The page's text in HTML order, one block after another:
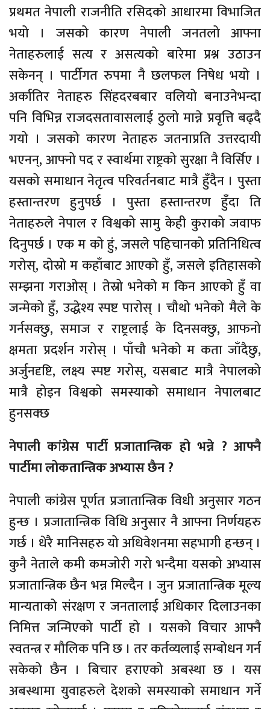
प्रथमत नेपाली राजनीति रसिदको आधारमा विभाजित
भयो । जसको कारण नेपाली जनतलो आफ्ना
नेताहरुलाई सत्य र असत्यको बारेमा प्रश्न उठाउन
सकेनन् । पार्टीगत रुपमा नै छलफल निषेध भयो ।
अर्कातिर नेताहरु सिंहदरबबार वलियो बनाउनेभन्दा
पनि विभिन्न राजदसतावासलाई ठुलो मान्ने प्रवृत्ति बढ्दै
गयो । जसको कारण नेताहरु जतनाप्रति उत्तरदायी
भएनन्, आफ्नो पद र स्वार्थमा राष्ट्रको सुरक्षा नै विर्सिए ।
यसको समाधान नेतृत्व परिवर्तनबाट मात्रै हुँदैन । पुस्ता
हस्तान्तरण हुनुपर्छ । पुस्ता हस्तान्तरण हुँदा ति
नेताहरुले नेपाल र विश्वको सामु केही कुराको जवाफ
दिनुपर्छ । एक म को हुं, जसले पहिचानको प्रतिनिधित्व
गरोस्, दोस्रो म कहाँबाट आएको हुँ, जसले इतिहासको
सम्झना गराओस् । तेस्रो भनेको म किन आएको हुँ वा
जन्मेको हुँ, उद्धेश्य स्पष्ट पारोस् । चौथो भनेको मैले के
गर्नसक्छु, समाज र राष्ट्रलाई के दिनसक्छु, आफनो
क्षमता प्रदर्शन गरोस् । पाँचौ भनेको म कता जाँदैछु,
अर्जुनदृष्टि, लक्ष्य स्पष्ट गरोस्, यसबाट मात्रै नेपालको
मात्रै होइन विश्वको समस्याको समाधान नेपालबाट
हुनसक्छ
नेपाली कांग्रेस पार्टी प्रजातान्त्रिक हो भन्ने ? आफ्नै
पार्टीमा लोकतान्त्रिक अभ्यास छैन ?
नेपाली कांग्रेस पूर्णत प्रजातान्त्रिक विधी अनुसार गठन
हुन्छ । प्रजातान्त्रिक विधि अनुसार नै आफ्ना निर्णयहरु
गर्छ । धेरै मानिसहरु यो अधिवेशनमा सहभागी हन्छन् ।
कुनै नेताले कमी कमजोरी गरो भन्दैमा यसको अभ्यास
प्रजातान्त्रिक छैन भन्न मिल्दैन । जुन प्रजातान्त्रिक मूल्य
मान्यताको संरक्षण र जनतालाई अधिकार दिलाउनका
निमित्त जन्मिएको पार्टी हो । यसको विचार आफ्नै
स्वतन्त्र र मौलिक पनि छ । तर कर्तव्यलाई सम्बोधन गर्न
सकेको छैन । बिचार हराएको अबस्था छ । यस
अबस्थामा युवाहरुले देशको समस्याको समाधान गर्ने